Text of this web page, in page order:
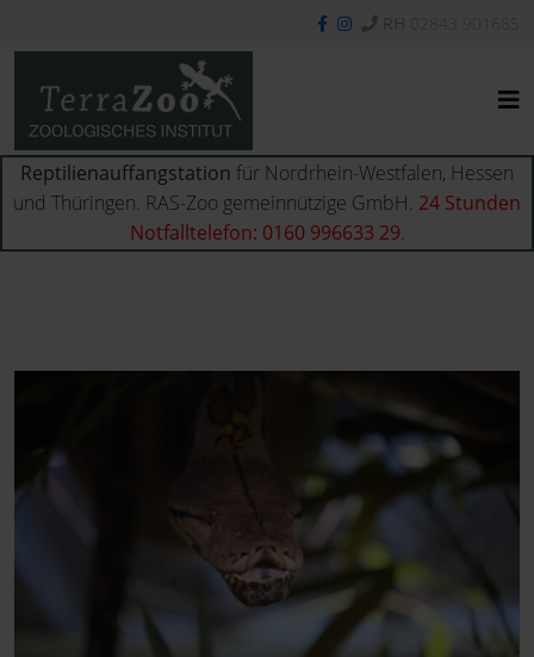
Reptilienauffangstation für Nordrhein-Westfalen, Hessen
und Thüringen. RAS-Zoo gemeinnützige GmbH. 24 Stunden
Notfalltelefon: 0160 996633 29.